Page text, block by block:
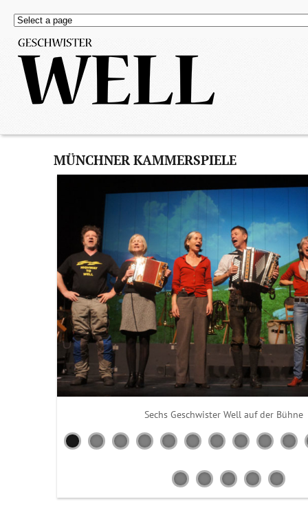
MÜNCHNER KAMMERSPIELE
Sechs Geschwister Well auf der Bühne